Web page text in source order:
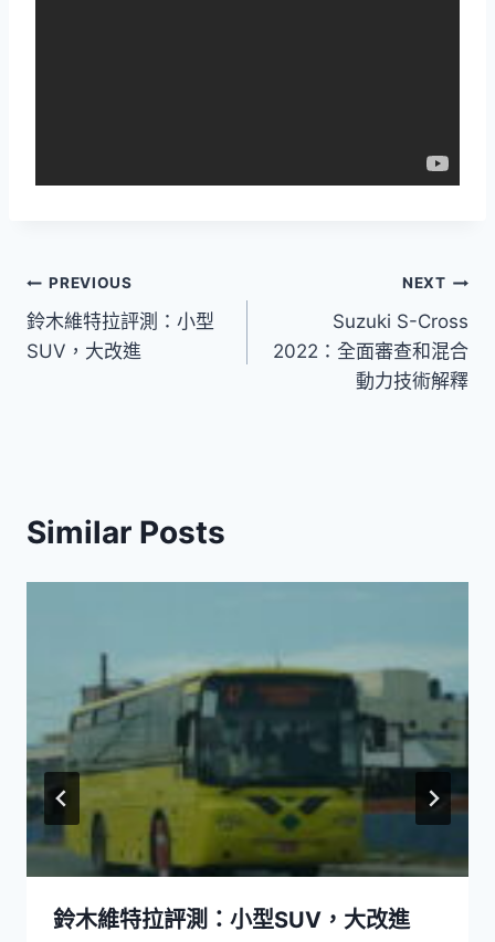
文
章
PREVIOUS
鈴木維特拉評測：小型
SUV，大改進
NEXT
Suzuki S-Cross
2022：全面審查和混合
動力技術解釋
Similar Posts
鈴木維特拉評測：小型SUV，大改進